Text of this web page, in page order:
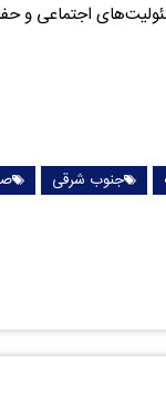
اجتماعی و
جنوب شرقی